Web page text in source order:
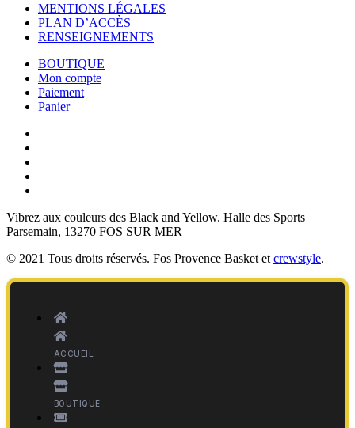
MENTIONS LÉGALES
PLAN D’ACCÈS
RENSEIGNEMENTS
BOUTIQUE
Mon compte
Paiement
Panier
Vibrez aux couleurs des Black and Yellow. Halle des Sports
Parsemain, 13270 FOS SUR MER
© 2021 Tous droits réservés. Fos Provence Basket et crewstyle.
ACCUEIL
BOUTIQUE